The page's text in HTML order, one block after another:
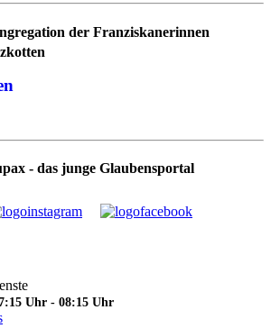
der Franziskanerinnen
- das junge Glaubensportal
Uhr - 08:15 Uhr